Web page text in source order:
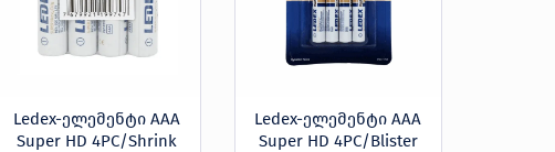
Ledex-ელემენტი AAA
Super HD 4PC/Shrink
Ledex-ელემენტი AAA
Super HD 4PC/Blister